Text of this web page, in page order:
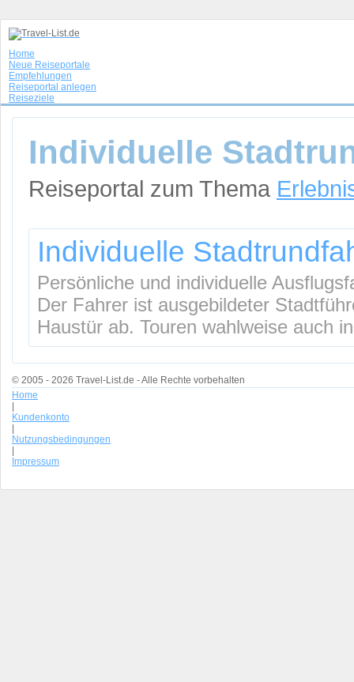
Home
Neue Reiseportale
Empfehlungen
Reiseportal anlegen
Reiseziele
Individuelle
Reiseportal zum Thema
Individuelle
Persönliche und individuelle
Der Fahrer ist ausgebildeter
Haustür ab. Touren wahlweise auch
© 2005 - 2026 Travel-List.de - Alle Rechte vorbehalten
Home
Kundenkonto
Nutzungsbedingungen
Impressum